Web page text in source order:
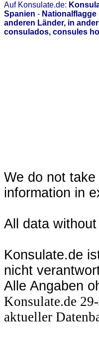
Auf Konsulate.de:
Spanien - Nationalflagge
anderen Länder, in
consulados, consules
We do not
information in
All data
Konsulate.de
nicht
Alle Angaben
Konsulate.de
aktueller